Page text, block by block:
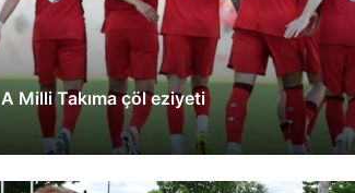
A Milli Takıma çöl eziyeti